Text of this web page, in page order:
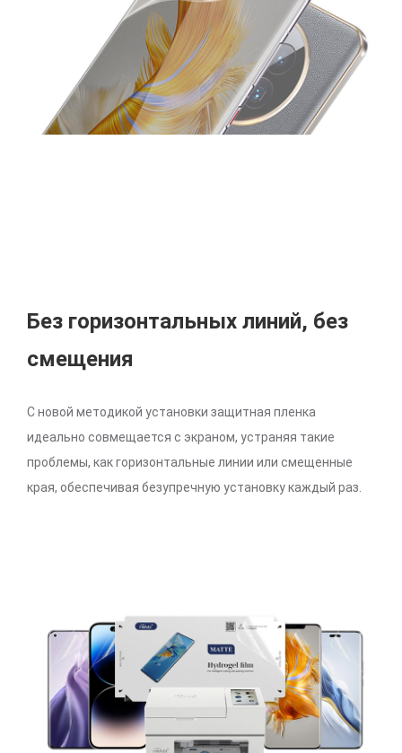
Без горизонтальных линий, без
смещения
С новой методикой установки защитная пленка
идеально совмещается с экраном, устраняя такие
проблемы, как горизонтальные линии или смещенные
края, обеспечивая безупречную установку каждый раз.